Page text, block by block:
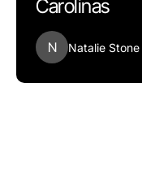
Carolinas
N Natalie Stone